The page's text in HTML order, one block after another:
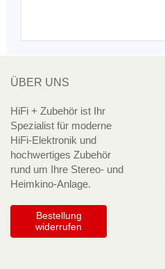
ÜBER UNS
HiFi + Zubehör ist Ihr
Spezialist für moderne
HiFi-Elektronik und
hochwertiges Zubehör
rund um Ihre Stereo- und
Heimkino-Anlage.
Bestellung
widerrufen